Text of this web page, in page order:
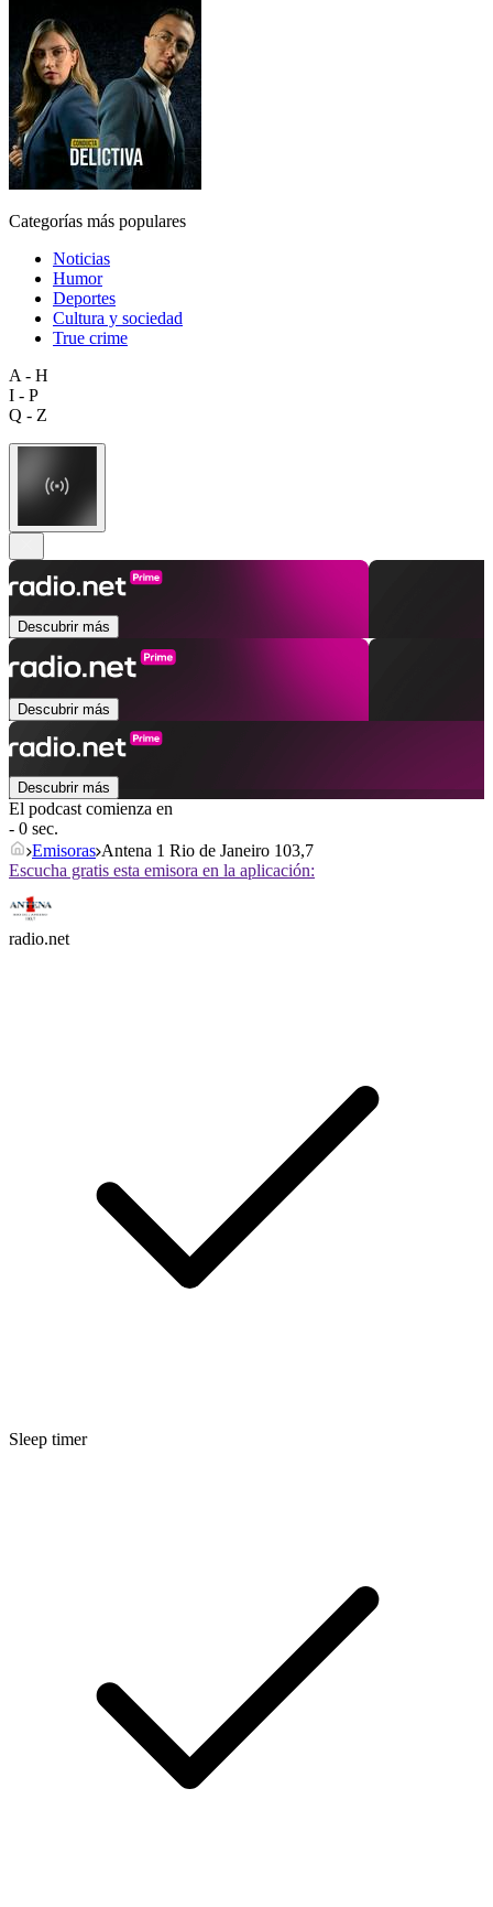
Categorías más populares
Noticias
Humor
Deportes
Cultura y sociedad
True crime
A - H
I - P
Q - Z
Descubrir más
Descubrir más
Descubrir más
El podcast comienza en
- 0 sec.
Emisoras Antena 1 Rio de Janeiro 103,7
Escucha gratis esta emisora en la aplicación:
radio.net
Sleep timer